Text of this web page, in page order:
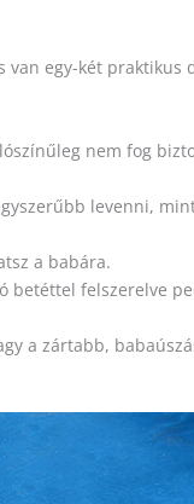
van egy-két praktikus
nem fog
levenni,
a babára.
betéttel felszerelve
a zártabb,